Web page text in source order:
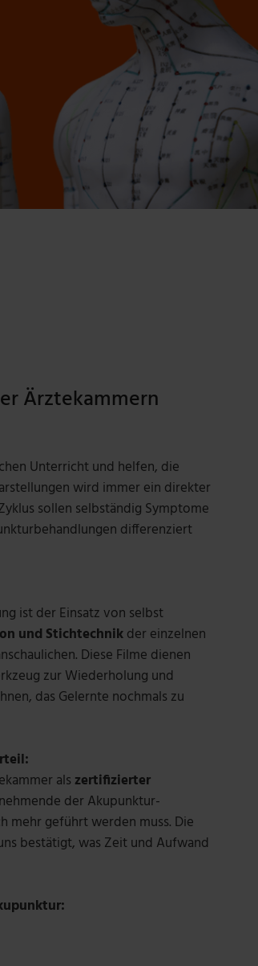
Ärztekammern
Unterricht und helfen, die
wird immer ein direkter
sollen selbständig Symptome
differenziert
ist der Einsatz von selbst
und Stichtechnikder einzelnen
Diese Filme dienen
zur Wiederholung und
das Gelernte nochmals zu
als zertifizierter
der Akupunktur-
mehr geführt werden muss. Die
bestätigt, was Zeit und Aufwand